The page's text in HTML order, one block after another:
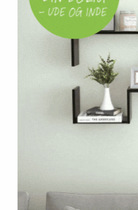
Momcozy M5 bærbar
brystpumpe dobbelt sæt -
Vis